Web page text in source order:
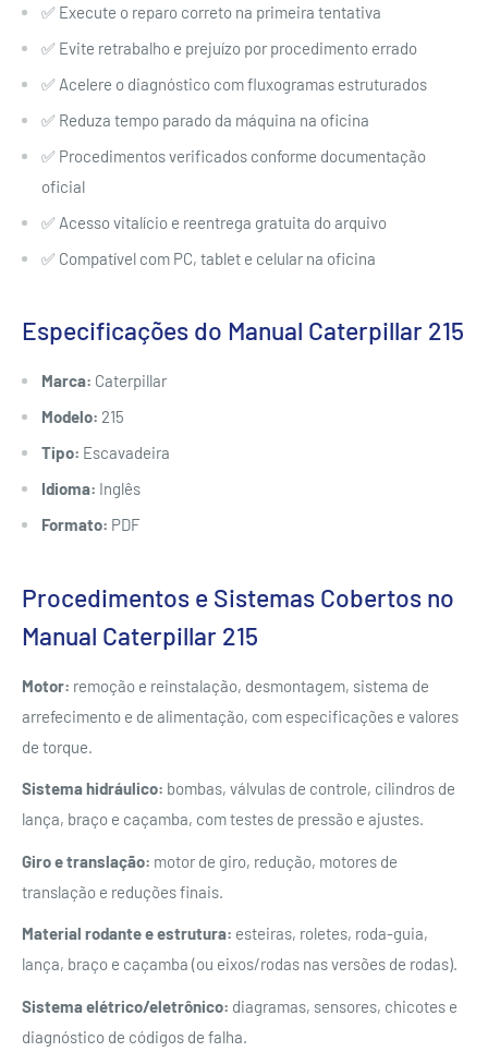
✅ Execute o reparo correto na primeira tentativa
✅ Evite retrabalho e prejuízo por procedimento errado
✅ Acelere o diagnóstico com fluxogramas estruturados
✅ Reduza tempo parado da máquina na oficina
✅ Procedimentos verificados conforme documentação
oficial
✅ Acesso vitalício e reentrega gratuita do arquivo
✅ Compatível com PC, tablet e celular na oficina
Especificações do Manual Caterpillar 215
Marca: Caterpillar
Modelo: 215
Tipo: Escavadeira
Idioma: Inglês
Formato: PDF
Procedimentos e Sistemas Cobertos no
Manual Caterpillar 215
Motor: remoção e reinstalação, desmontagem, sistema de
arrefecimento e de alimentação, com especificações e valores
de torque.
Sistema hidráulico: bombas, válvulas de controle, cilindros de
lança, braço e caçamba, com testes de pressão e ajustes.
Giro e translação: motor de giro, redução, motores de
translação e reduções finais.
Material rodante e estrutura: esteiras, roletes, roda-guia,
lança, braço e caçamba (ou eixos/rodas nas versões de rodas).
Sistema elétrico/eletrônico: diagramas, sensores, chicotes e
diagnóstico de códigos de falha.